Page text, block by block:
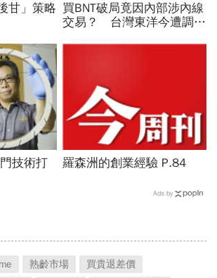
甘」策略 買BNT破局竟因內部涉內線
交易？ 台灣東洋今遭調查
技術打
羅森洲的創業經驗 P.84
Ads by
熟齡市場
買貴退差價